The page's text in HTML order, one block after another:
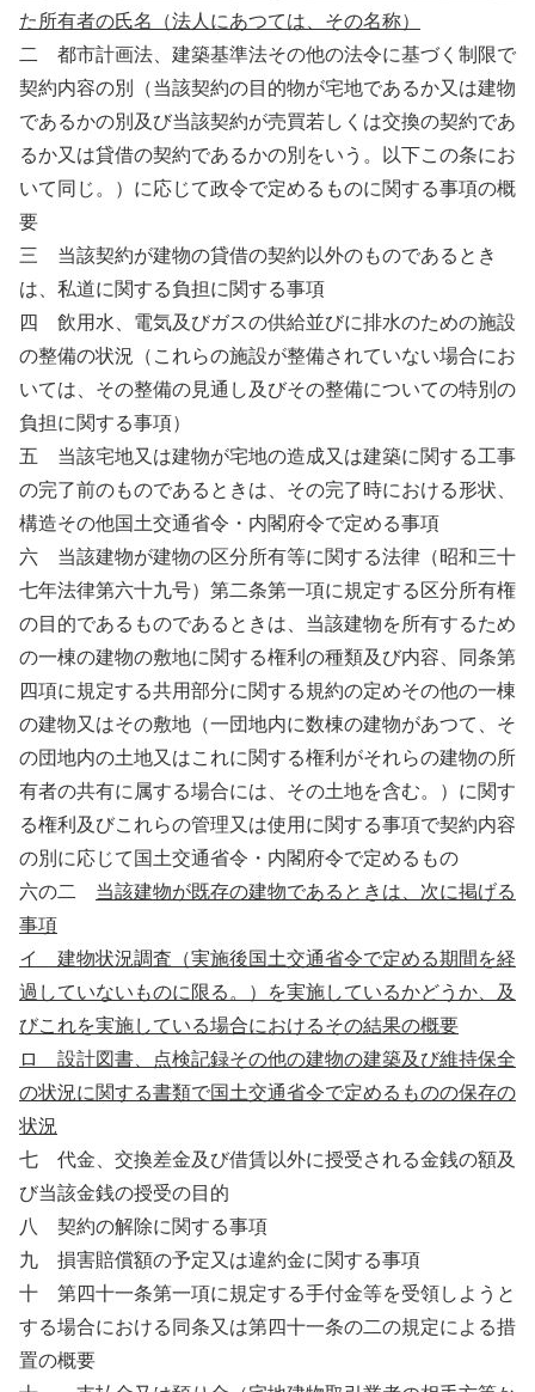
た所有者の氏名（法人にあつては、その名称）
二 都市計画法、建築基準法その他の法令に基づく制限で
契約内容の別（当該契約の目的物が宅地であるか又は建物
であるかの別及び当該契約が売買若しくは交換の契約であ
るか又は貸借の契約であるかの別をいう。以下この条にお
いて同じ。）に応じて政令で定めるものに関する事項の概
要
三 当該契約が建物の貸借の契約以外のものであるとき
は、私道に関する負担に関する事項
四 飲用水、電気及びガスの供給並びに排水のための施設
の整備の状況（これらの施設が整備されていない場合にお
いては、その整備の見通し及びその整備についての特別の
負担に関する事項）
五 当該宅地又は建物が宅地の造成又は建築に関する工事
の完了前のものであるときは、その完了時における形状、
構造その他国土交通省令・内閣府令で定める事項
六 当該建物が建物の区分所有等に関する法律（昭和三十
七年法律第六十九号）第二条第一項に規定する区分所有権
の目的であるものであるときは、当該建物を所有するため
の一棟の建物の敷地に関する権利の種類及び内容、同条第
四項に規定する共用部分に関する規約の定めその他の一棟
の建物又はその敷地（一団地内に数棟の建物があつて、そ
の団地内の土地又はこれに関する権利がそれらの建物の所
有者の共有に属する場合には、その土地を含む。）に関す
る権利及びこれらの管理又は使用に関する事項で契約内容
の別に応じて国土交通省令・内閣府令で定めるもの
六の二 当該建物が既存の建物であるときは、次に掲げる
事項
イ 建物状況調査（実施後国土交通省令で定める期間を経
過していないものに限る。）を実施しているかどうか、及
びこれを実施している場合におけるその結果の概要
ロ 設計図書、点検記録その他の建物の建築及び維持保全
の状況に関する書類で国土交通省令で定めるものの保存の
状況
七 代金、交換差金及び借賃以外に授受される金銭の額及
び当該金銭の授受の目的
八 契約の解除に関する事項
九 損害賠償額の予定又は違約金に関する事項
十 第四十一条第一項に規定する手付金等を受領しようと
する場合における同条又は第四十一条の二の規定による措
置の概要